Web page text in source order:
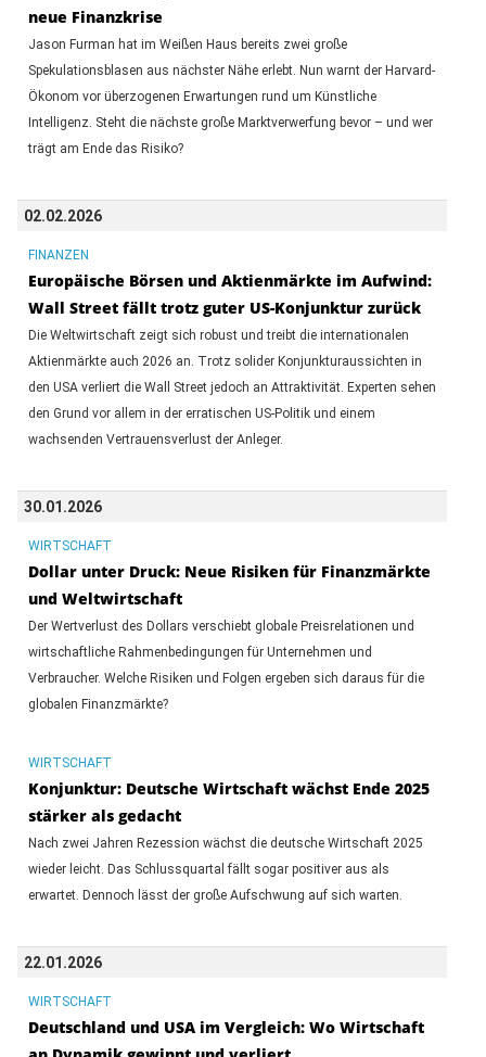
neue Finanzkrise
Jason Furman hat im Weißen Haus bereits zwei große
Spekulationsblasen aus nächster Nähe erlebt. Nun warnt der Harvard-
Ökonom vor überzogenen Erwartungen rund um Künstliche
Intelligenz. Steht die nächste große Marktverwerfung bevor – und wer
trägt am Ende das Risiko?
02.02.2026
FINANZEN
Europäische Börsen und Aktienmärkte im Aufwind:
Wall Street fällt trotz guter US-Konjunktur zurück
Die Weltwirtschaft zeigt sich robust und treibt die internationalen
Aktienmärkte auch 2026 an. Trotz solider Konjunkturaussichten in
den USA verliert die Wall Street jedoch an Attraktivität. Experten sehen
den Grund vor allem in der erratischen US-Politik und einem
wachsenden Vertrauensverlust der Anleger.
30.01.2026
WIRTSCHAFT
Dollar unter Druck: Neue Risiken für Finanzmärkte
und Weltwirtschaft
Der Wertverlust des Dollars verschiebt globale Preisrelationen und
wirtschaftliche Rahmenbedingungen für Unternehmen und
Verbraucher. Welche Risiken und Folgen ergeben sich daraus für die
globalen Finanzmärkte?
WIRTSCHAFT
Konjunktur: Deutsche Wirtschaft wächst Ende 2025
stärker als gedacht
Nach zwei Jahren Rezession wächst die deutsche Wirtschaft 2025
wieder leicht. Das Schlussquartal fällt sogar positiver aus als
erwartet. Dennoch lässt der große Aufschwung auf sich warten.
22.01.2026
WIRTSCHAFT
Deutschland und USA im Vergleich: Wo Wirtschaft